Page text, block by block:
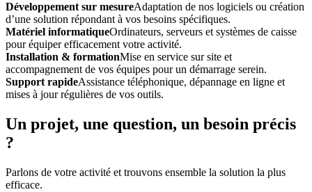
Développement sur mesureAdaptation de nos logiciels ou création
d’une solution répondant à vos besoins spécifiques.
Matériel informatiqueOrdinateurs, serveurs et systèmes de caisse
pour équiper efficacement votre activité.
Installation & formationMise en service sur site et
accompagnement de vos équipes pour un démarrage serein.
Support rapideAssistance téléphonique, dépannage en ligne et
mises à jour régulières de vos outils.
Un projet, une question, un besoin précis
?
Parlons de votre activité et trouvons ensemble la solution la plus
efficace.